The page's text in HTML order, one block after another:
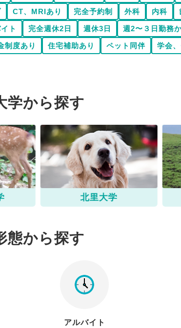
CT、MRIあり 完全予約制 外科 内科
ト 完全週休2日 週休3日 週2〜３日勤務
制度あり 住宅補助あり ペット同伴 学会
学から探す
北里大学
態から探す
アルバイト